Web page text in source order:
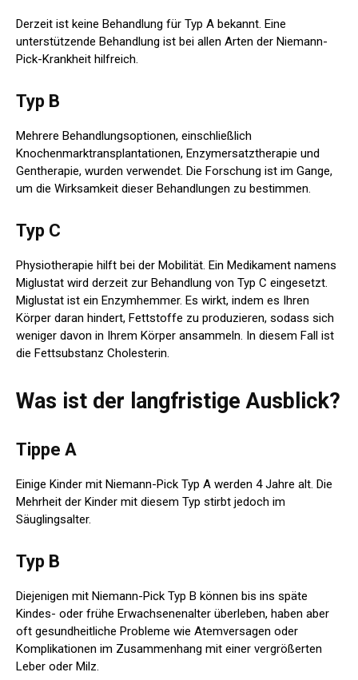
Derzeit ist keine Behandlung für Typ A bekannt. Eine
unterstützende Behandlung ist bei allen Arten der Niemann-
Pick-Krankheit hilfreich.
Typ B
Mehrere Behandlungsoptionen, einschließlich
Knochenmarktransplantationen, Enzymersatztherapie und
Gentherapie, wurden verwendet. Die Forschung ist im Gange,
um die Wirksamkeit dieser Behandlungen zu bestimmen.
Typ C
Physiotherapie hilft bei der Mobilität. Ein Medikament namens
Miglustat wird derzeit zur Behandlung von Typ C eingesetzt.
Miglustat ist ein Enzymhemmer. Es wirkt, indem es Ihren
Körper daran hindert, Fettstoffe zu produzieren, sodass sich
weniger davon in Ihrem Körper ansammeln. In diesem Fall ist
die Fettsubstanz Cholesterin.
Was ist der langfristige Ausblick?
Tippe A
Einige Kinder mit Niemann-Pick Typ A werden 4 Jahre alt. Die
Mehrheit der Kinder mit diesem Typ stirbt jedoch im
Säuglingsalter.
Typ B
Diejenigen mit Niemann-Pick Typ B können bis ins späte
Kindes- oder frühe Erwachsenenalter überleben, haben aber
oft gesundheitliche Probleme wie Atemversagen oder
Komplikationen im Zusammenhang mit einer vergrößerten
Leber oder Milz.